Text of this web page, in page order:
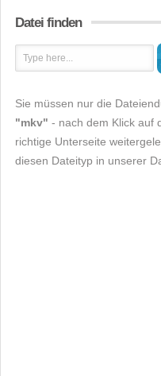
Datei finden
Sie müssen nur die
"mkv" - nach dem Klick auf
richtige Unterseite
diesen Dateityp in unserer